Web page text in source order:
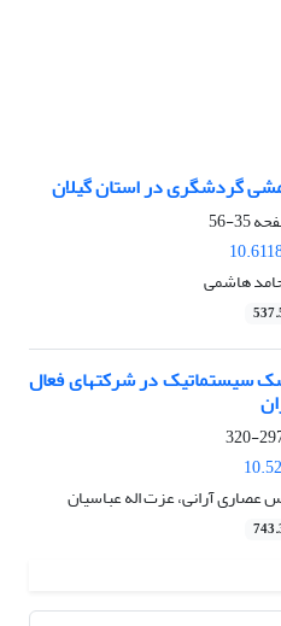
گردشگری در استان گیلان
35-56
هاشمی
سیستماتیک در شرکت­های فعال
297-
عصاری آرانی، عزت اله عباسیان